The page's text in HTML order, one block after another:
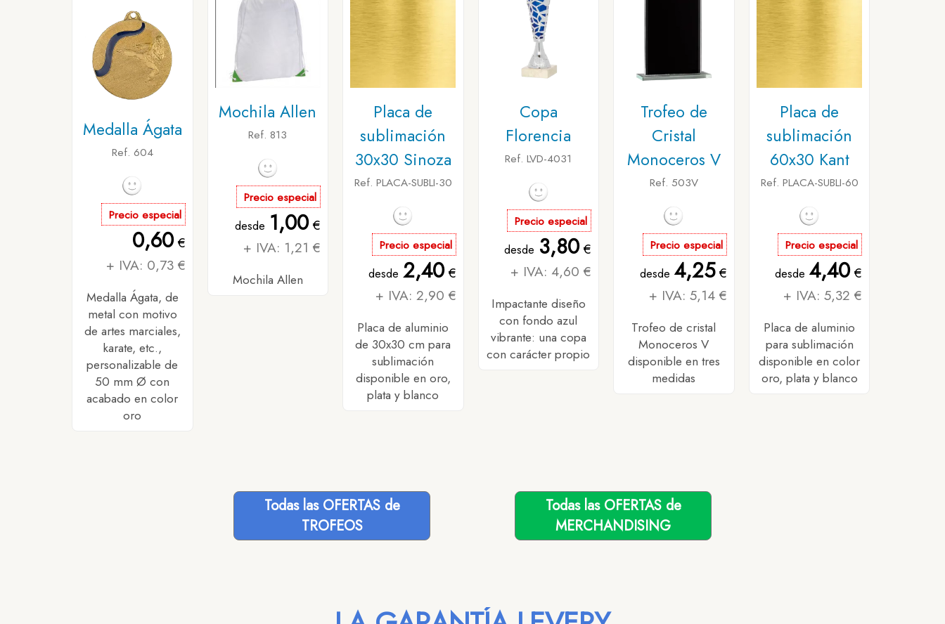
Medalla Ágata
Ref. 604
Precio especial
0,60€
+ IVA: 0,73 €
Medalla Ágata, de
metal con motivo
de artes marciales,
karate, etc.,
personalizable de
50 mm Ø con
acabado en color
oro
Mochila Allen
Ref. 813
Precio especial
desde 1,00€
+ IVA: 1,21 €
Mochila Allen
Placa de
sublimación
30x30 Sinoza
Ref. PLACA-SUBLI-30
Precio especial
desde 2,40€
+ IVA: 2,90 €
Placa de aluminio
de 30x30 cm para
sublimación
disponible en oro,
plata y blanco
Copa
Florencia
Ref. LVD-4031
Precio especial
desde 3,80€
+ IVA: 4,60 €
Impactante diseño
con fondo azul
vibrante: una copa
con carácter propio
Trofeo de
Cristal
Monoceros V
Ref. 503V
Precio especial
desde 4,25€
+ IVA: 5,14 €
Trofeo de cristal
Monoceros V
disponible en tres
medidas
Placa de
sublimación
60x30 Kant
Ref. PLACA-SUBLI-60
Precio especial
desde 4,40€
+ IVA: 5,32 €
Placa de aluminio
para sublimación
disponible en color
oro, plata y blanco
Todas las OFERTAS de
TROFEOS
Todas las OFERTAS de
MERCHANDISING